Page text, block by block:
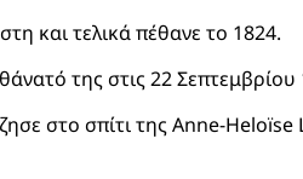
και τελικά πέθανε το 1824.
της στις 22 Σεπτεμβρίου
στο σπίτι της Anne-Heloïse